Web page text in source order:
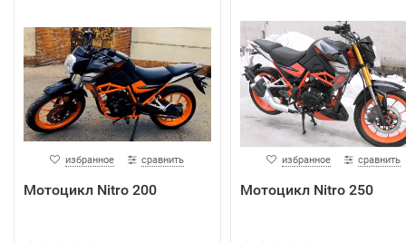
избранное сравнить
Мотоцикл Nitro 200
избранное сравнить
Мотоцикл Nitro 250